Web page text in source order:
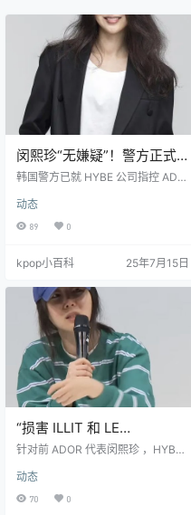
闵熙珍“无嫌疑”！警方正式
通报：HYBE 提起的“业务侵
韩国警方已就 HYBE 公司指控 ADO
结论。经过长达一年多的调查，警
方认定闵熙珍“无嫌疑”，并于15日正
024年4月 HYBE 方面提出的控告，
权。闵熙珍方面则一直坚称该指控
不成立。此次警方的“不移送”决定，
意味着该案在刑事调查层面已告一
段落。 “不移送检方…
动态
89 0
kpop小百科 25年7月15日
“损害 ILLIT 和 LE
SSERAFIM”，针对闵熙珍的
针对前 ADOR 代表闵熙珍 ，HYBE
ic 提起了损害赔偿诉讼，诉讼分别
索赔 20 亿和 5 亿韩元，诉讼的首次
辩论于今日开庭。 Belift Lab 指责闵
动态
70 0